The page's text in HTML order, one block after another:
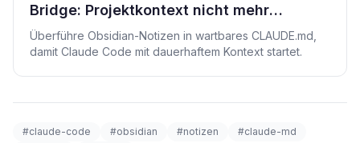
Bridge: Projektkontext nicht mehr
wiederholen
Überführe Obsidian-Notizen in wartbares CLAUDE.md,
damit Claude Code mit dauerhaftem Kontext startet.
#claude-code #obsidian #notizen
#claude-md